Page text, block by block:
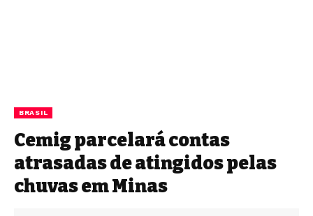
BRASIL
Cemig parcelará contas
atrasadas de atingidos pelas
chuvas em Minas